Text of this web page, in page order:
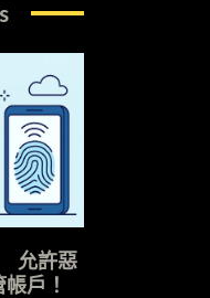
允許惡
戶！